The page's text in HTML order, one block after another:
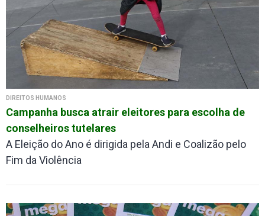
DIREITOS HUMANOS
Campanha busca atrair eleitores para escolha de
conselheiros tutelares
A Eleição do Ano é dirigida pela Andi e Coalizão pelo
Fim da Violência